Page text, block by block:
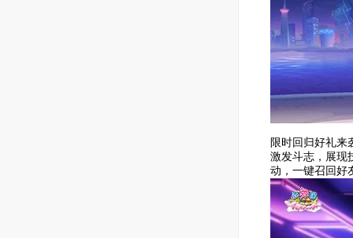
限时回归好礼来
激发斗志，展现
动，一键召回好